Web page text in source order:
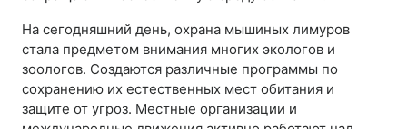
На сегодняшний день, охрана мышиных лимуров
стала предметом внимания многих экологов и
зоологов. Создаются различные программы по
сохранению их естественных мест обитания и
защите от угроз. Местные организации и